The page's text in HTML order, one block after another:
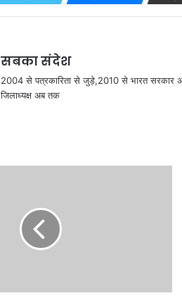
सबका संदेश
2004 से पत्रकारिता से जुड़े,2010 से भारत
जिलाध्यक्ष अब तक